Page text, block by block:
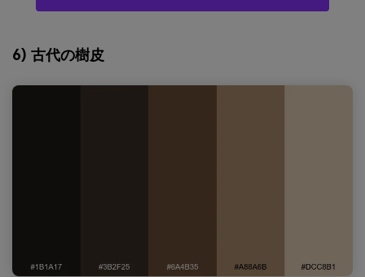
6) 古代の樹皮